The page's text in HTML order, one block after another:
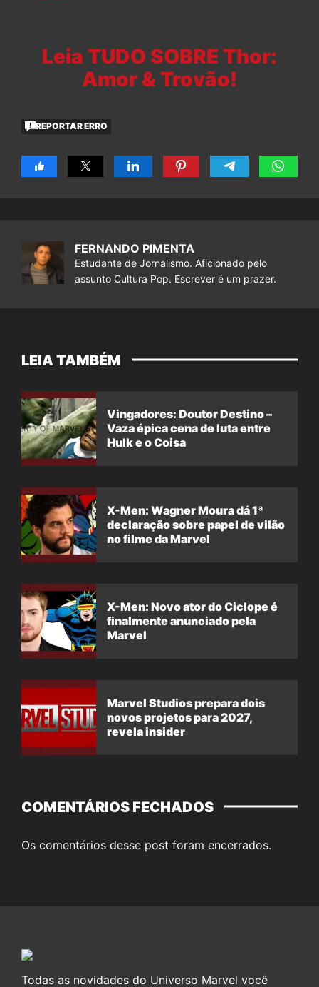
Leia TUDO SOBRE Thor:
Amor & Trovão!
REPORTAR ERRO
FERNANDO PIMENTA
Estudante de Jornalismo. Aficionado pelo
assunto Cultura Pop. Escrever é um prazer.
LEIA TAMBÉM
Vingadores: Doutor Destino –
Vaza épica cena de luta entre
Hulk e o Coisa
X-Men: Wagner Moura dá 1ª
declaração sobre papel de vilão
no filme da Marvel
X-Men: Novo ator do Ciclope é
finalmente anunciado pela
Marvel
Marvel Studios prepara dois
novos projetos para 2027,
revela insider
COMENTÁRIOS FECHADOS
Os comentários desse post foram encerrados.
Todas as novidades do Universo Marvel você